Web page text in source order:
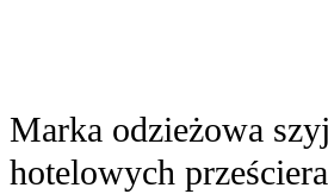
Marka odzieżowa
hotelowych